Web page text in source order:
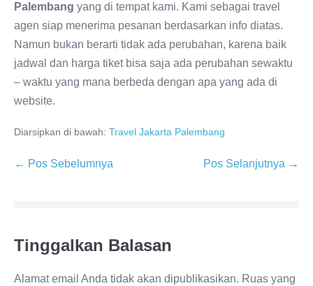
Palembang yang di tempat kami. Kami sebagai travel
agen siap menerima pesanan berdasarkan info diatas.
Namun bukan berarti tidak ada perubahan, karena baik
jadwal dan harga tiket bisa saja ada perubahan sewaktu
– waktu yang mana berbeda dengan apa yang ada di
website.
Diarsipkan di bawah: Travel Jakarta Palembang
← Pos Sebelumnya Pos Selanjutnya →
Tinggalkan Balasan
Alamat email Anda tidak akan dipublikasikan. Ruas yang